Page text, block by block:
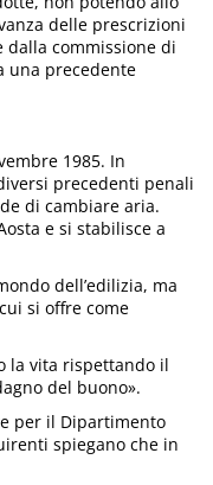
delle prescrizioni
dalla commissione di
una precedente
1985. In
precedenti penali
di cambiare aria.
e si stabilisce a
dell’edilizia, ma
si offre come
la vita rispettando il
del buono».
per il Dipartimento
spiegano che in